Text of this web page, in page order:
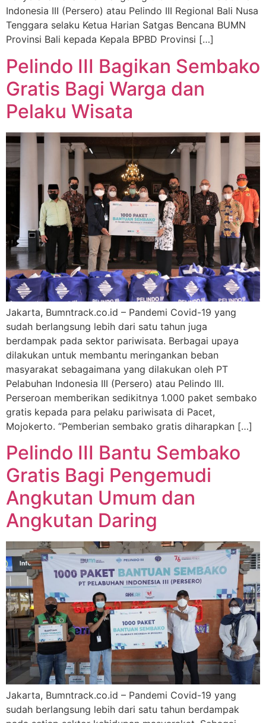
Indonesia III (Persero) atau Pelindo III Regional Bali Nusa
Tenggara selaku Ketua Harian Satgas Bencana BUMN
Provinsi Bali kepada Kepala BPBD Provinsi […]
Pelindo III Bagikan Sembako
Gratis Bagi Warga dan
Pelaku Wisata
Jakarta, Bumntrack.co.id – Pandemi Covid-19 yang
sudah berlangsung lebih dari satu tahun juga
berdampak pada sektor pariwisata. Berbagai upaya
dilakukan untuk membantu meringankan beban
masyarakat sebagaimana yang dilakukan oleh PT
Pelabuhan Indonesia III (Persero) atau Pelindo III.
Perseroan memberikan sedikitnya 1.000 paket sembako
gratis kepada para pelaku pariwisata di Pacet,
Mojokerto. “Pemberian sembako gratis diharapkan […]
Pelindo III Bantu Sembako
Gratis Bagi Pengemudi
Angkutan Umum dan
Angkutan Daring
Jakarta, Bumntrack.co.id – Pandemi Covid-19 yang
sudah berlangsung lebih dari satu tahun berdampak